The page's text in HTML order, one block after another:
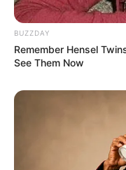
30 Sexy(2014)
Busan Woman
Hip Song (2010)
(2009)
BUZZDAY
Remember Hensel
See Them Now